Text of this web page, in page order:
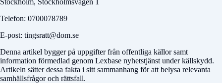
Telefon: 0700078789
E-post: tingsratt@dom.se
Denna artikel bygger på uppgifter från offentliga källor samt
information förmedlad genom Lexbase nyhetstjänst under källskydd.
Artikeln sätter dessa fakta i sitt sammanhang för att belysa relevanta
samhällsfrågor och rättsfall.